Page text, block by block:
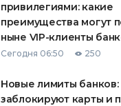
привилегиями: какие
преимущества могут
ныне VIP-клиенты
Сегодня 06:50 250
Новые лимиты банков:
заблокируют карты и